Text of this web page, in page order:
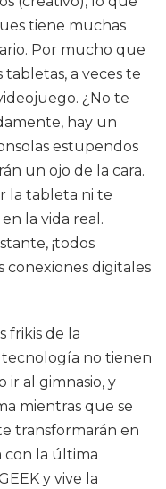
tiene muchas
Por mucho que
a veces te
¿No te
hay un
estupendos
un ojo de la cara.
la tableta ni te
la vida real.
¡todos
conexiones digitales
frikis de la
tecnología no tienen
ir al gimnasio, y
mientras que se
transformarán en
con la última
y vive la